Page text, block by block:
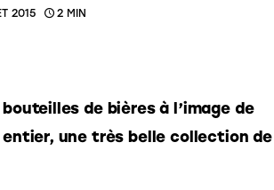
2015 2 MIN
de bières à l’image de
une très belle collection de